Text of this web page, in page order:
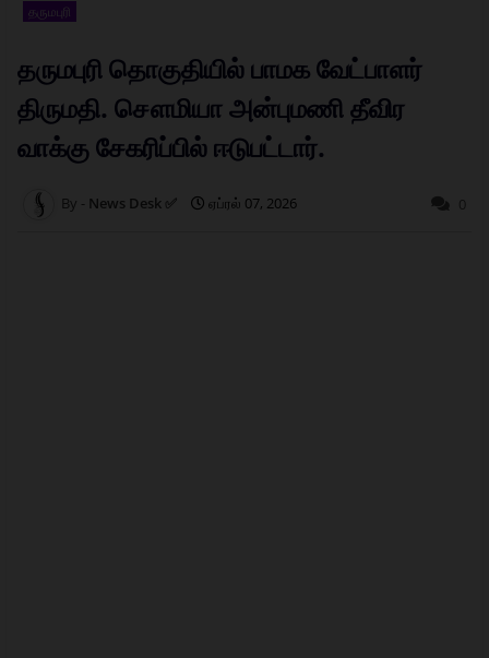
தருமபுரி
தருமபுரி தொகுதியில் பாமக வேட்பாளர்
திருமதி. சௌமியா அன்புமணி தீவிர
வாக்கு சேகரிப்பில் ஈடுபட்டார்.
News Desk ✅ ஏப்ரல் 07, 2026 0